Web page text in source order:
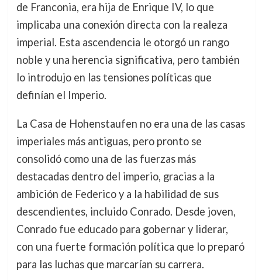
de Franconia, era hija de Enrique IV, lo que
implicaba una conexión directa con la realeza
imperial. Esta ascendencia le otorgó un rango
noble y una herencia significativa, pero también
lo introdujo en las tensiones políticas que
definían el Imperio.
La Casa de Hohenstaufen no era una de las casas
imperiales más antiguas, pero pronto se
consolidó como una de las fuerzas más
destacadas dentro del imperio, gracias a la
ambición de Federico y a la habilidad de sus
descendientes, incluido Conrado. Desde joven,
Conrado fue educado para gobernar y liderar,
con una fuerte formación política que lo preparó
para las luchas que marcarían su carrera.